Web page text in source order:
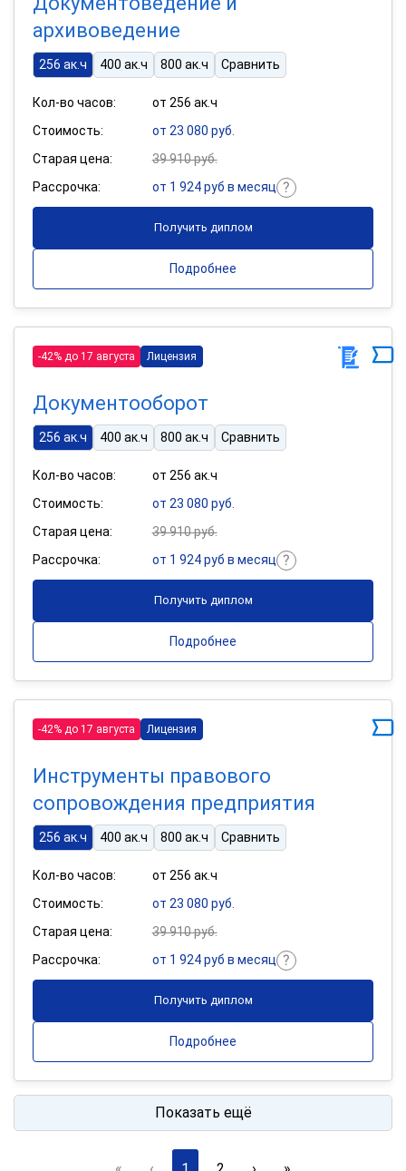
архивоведение
256 ак.ч 400 ак.ч 800 ак.ч Сравнить
Кол-во часов:
от 256 ак.ч
Стоимость:
от 23 080 руб.
Старая цена:
39 910 руб.
Рассрочка:
от 1 924 руб в месяц
Получить диплом
Подробнее
-42% до 17 августа Лицензия
Документооборот
256 ак.ч 400 ак.ч 800 ак.ч Сравнить
Кол-во часов:
от 256 ак.ч
Стоимость:
от 23 080 руб.
Старая цена:
39 910 руб.
Рассрочка:
от 1 924 руб в месяц
Получить диплом
Подробнее
-42% до 17 августа Лицензия
Инструменты правового
сопровождения предприятия
256 ак.ч 400 ак.ч 800 ак.ч Сравнить
Кол-во часов:
от 256 ак.ч
Стоимость:
от 23 080 руб.
Старая цена:
39 910 руб.
Рассрочка:
от 1 924 руб в месяц
Получить диплом
Подробнее
Показать ещё